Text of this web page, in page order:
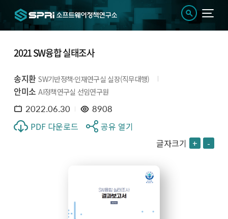
2021 SW융합 실태조사
송지환 SW기반정책·인재연구실 실장(직무대행)
안미소 AI정책연구실 선임연구원
2022.06.30 8908
PDF 다운로드
공유 열기
글자크기 + -